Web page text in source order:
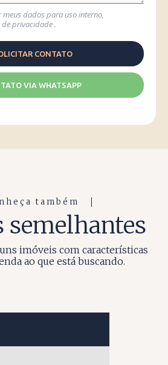
dados para uso interno,
privacidade.
VIA WHATSAPP
também
semelhantes
imóveis com características
ao que está buscando.